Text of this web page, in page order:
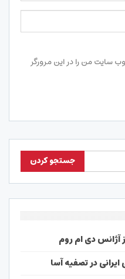
وب سایت من را در این مرورگر
آژانس دی ام روم
در تصفیه آسا